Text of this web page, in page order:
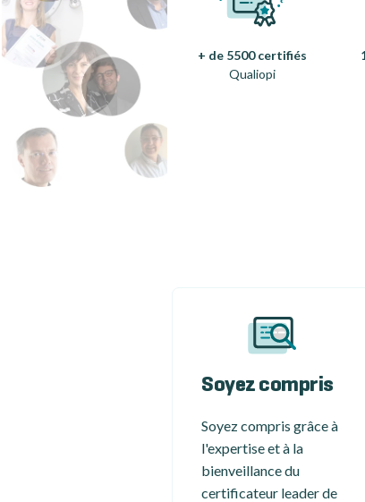
+ de 5500 certifiés
Qualiopi
Soyez compris
Soyez compris grâce à
l'expertise et à la
bienveillance du
certificateur leader de